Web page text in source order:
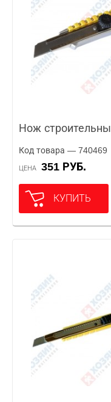
Нож
Код товара — 740469
ЦЕНА 351 РУБ.
КУПИТЬ